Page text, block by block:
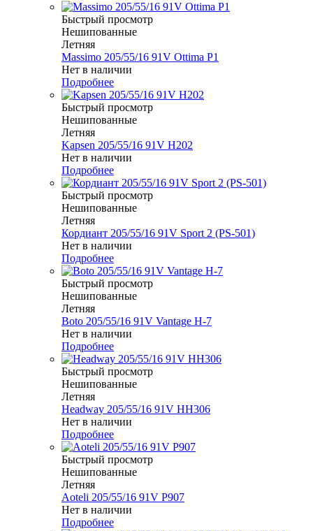
Быстрый просмотр
Нешипованные
Летняя
Massimo 205/55/16 91V Ottima P1
Нет в наличии
Подробнее
Быстрый просмотр
Нешипованные
Летняя
Kapsen 205/55/16 91V H202
Нет в наличии
Подробнее
Быстрый просмотр
Нешипованные
Летняя
Кордиант 205/55/16 91V Sport 2 (PS-501)
Нет в наличии
Подробнее
Быстрый просмотр
Нешипованные
Летняя
Boto 205/55/16 91V Vantage H-7
Нет в наличии
Подробнее
Быстрый просмотр
Нешипованные
Летняя
Headway 205/55/16 91V HH306
Нет в наличии
Подробнее
Быстрый просмотр
Нешипованные
Летняя
Aoteli 205/55/16 91V P907
Нет в наличии
Подробнее